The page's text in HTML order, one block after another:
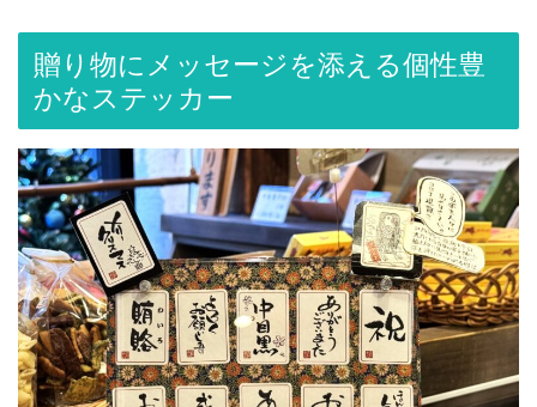
贈り物にメッセージを添える個性豊
かなステッカー